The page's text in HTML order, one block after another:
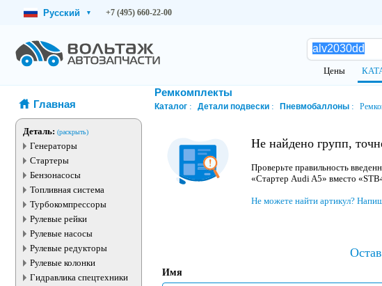
Русский ▾ +7 (495) 660-22-00
Цены
Главная
Деталь: (раскрыть)
Генераторы
Стартеры
Бензонасосы
Топливная система
Турбокомпрессоры
Рулевые рейки
Рулевые насосы
Рулевые редукторы
Рулевые колонки
Гидравлика спецтехники
Ремкомплекты
Каталог Детали подвески Пневмобаллоны
Не найдено групп,
Проверьте правильность
«Стартер Audi A5» вместо
Не можете найти артикул?
Имя